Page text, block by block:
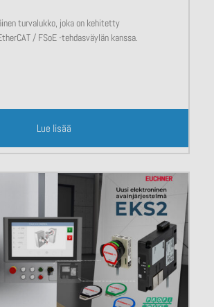
turvalukko, joka on kehitetty
/ FSoE -tehdasväylän kanssa.
Lue lisää